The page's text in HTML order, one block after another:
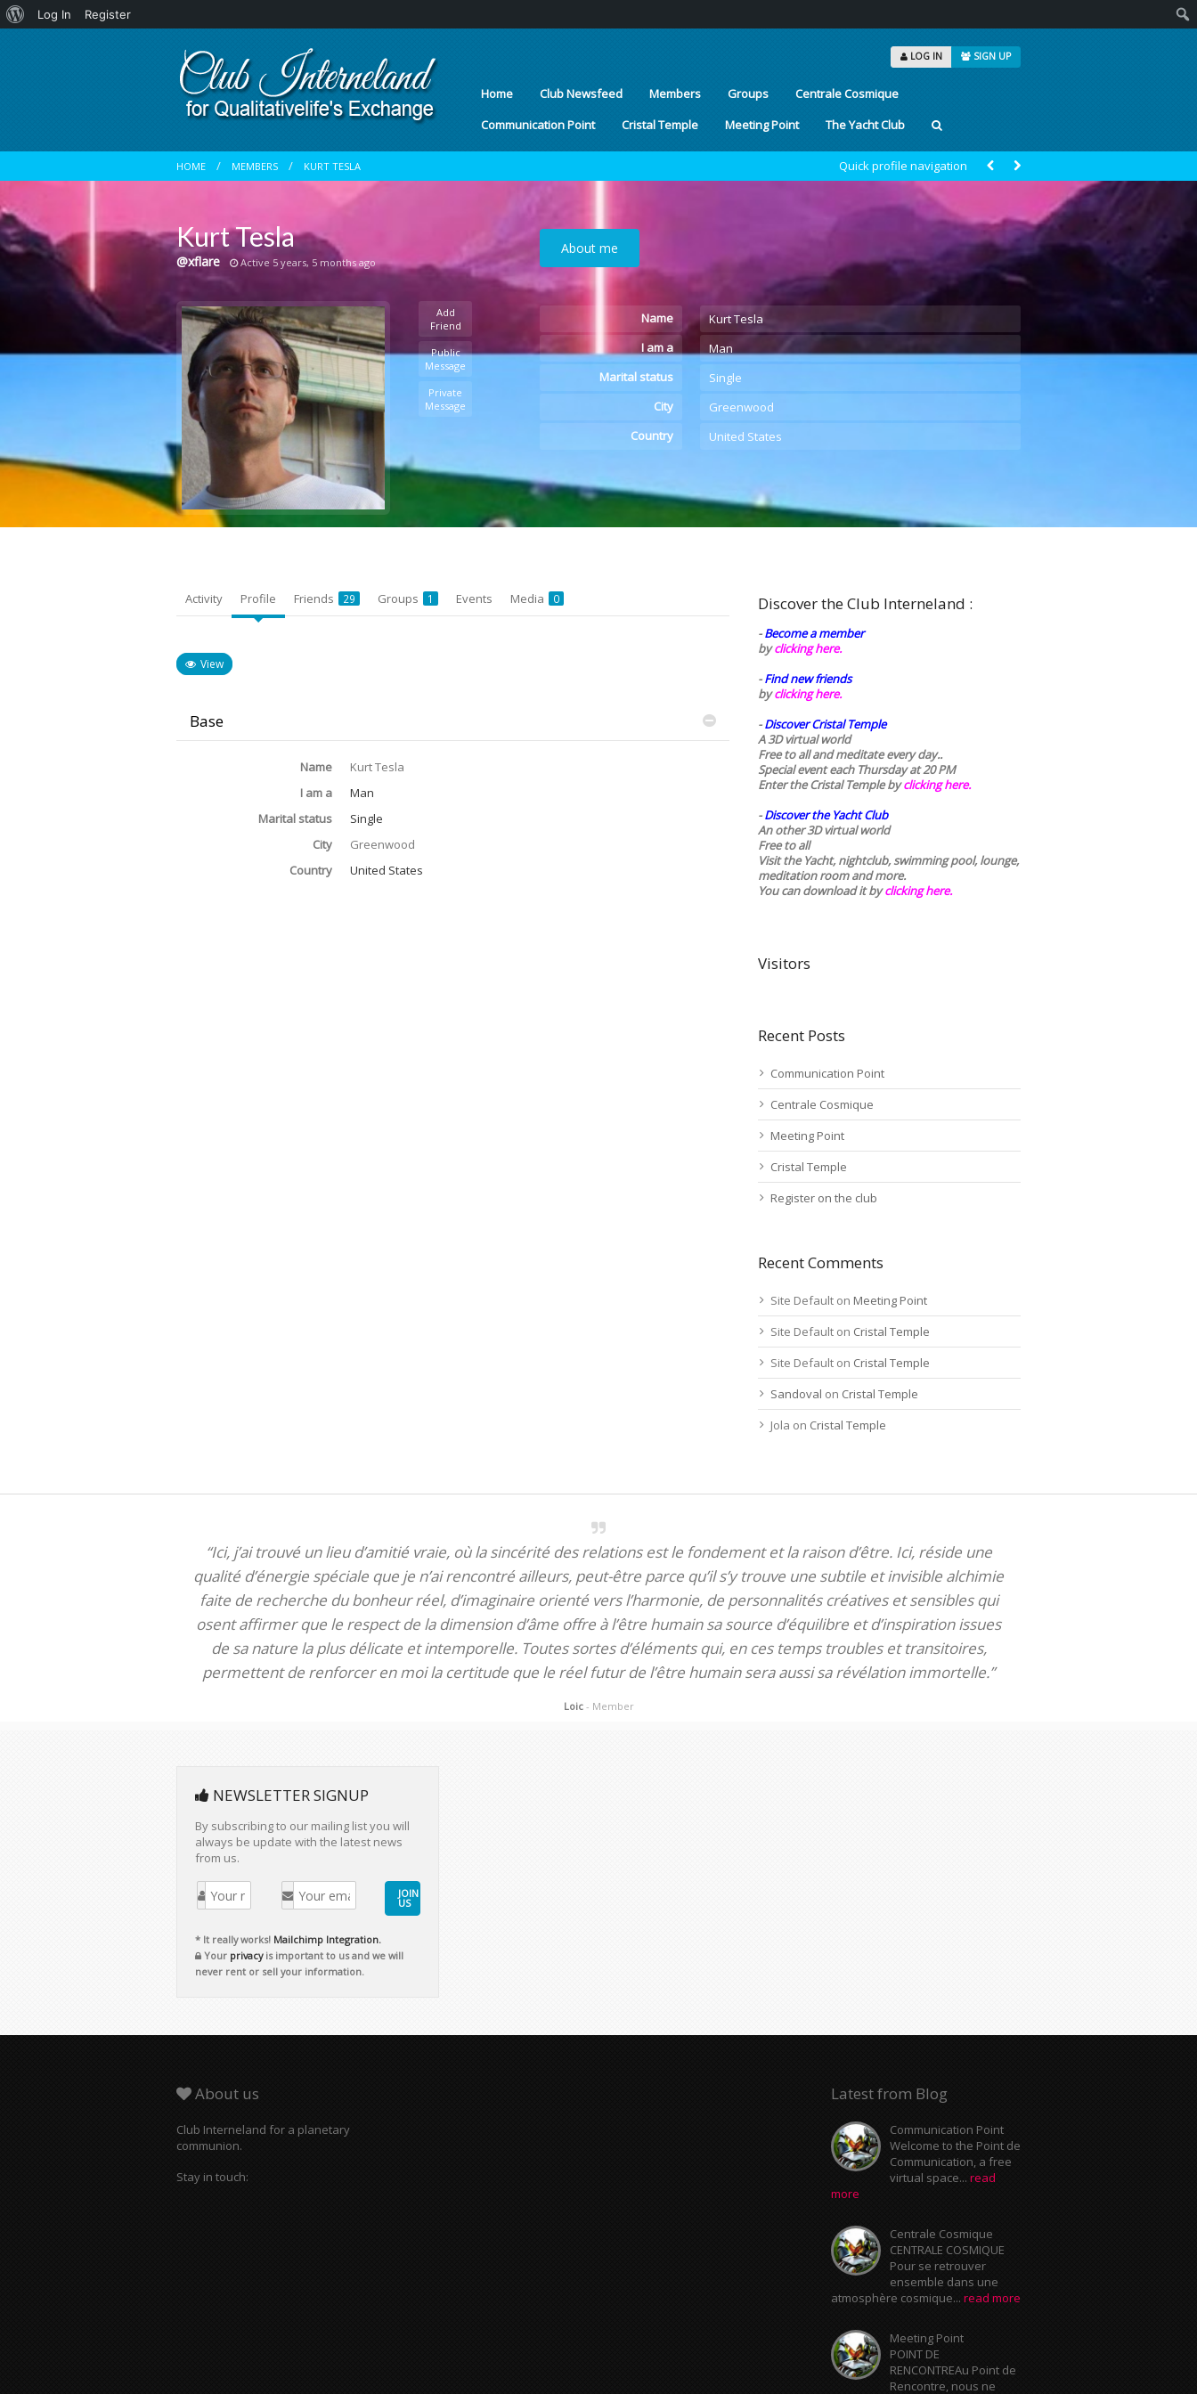
About
Log In
Register
LOG IN SIGN UP
Home Club Newsfeed Members Groups
Centrale Cosmique
Communication Point
Cristal Temple Meeting Point The Yacht Club
HOME MEMBERS KURT TESLA Quick profile navigation
Kurt Tesla
@xflare Active 5 years, 5 months ago
Add
Friend
Public
Message
Private
Message
About me
Name
Kurt Tesla
I am a
Man
Marital status
Single
City
Greenwood
Country
United States
Activity Profile Friends 29 Groups 1 Events Media 0
View
Base
Name
Kurt Tesla
I am a
Man
Marital status
Single
City
Greenwood
Country
United States
Discover the Club Interneland :
-Become a member
byclicking here.
-Find new friends
byclicking here.
-Discover Cristal Temple
A 3D virtual world
Free to all and meditate every day..
Special event each Thursday at 20 PM
Enter the Cristal Temple byclicking here.
-Discover the Yacht Club
An other 3D virtual world
Free to all
Visit the Yacht, nightclub, swimming pool, lounge,
meditation room and more.
You can download it byclicking here.
Visitors
Recent Posts
Communication Point
Centrale Cosmique
Meeting Point
Cristal Temple
Register on the club
Recent Comments
Site Default on Meeting Point
Site Default on Cristal Temple
Site Default on Cristal Temple
Sandoval on Cristal Temple
Jola on Cristal Temple
“Ici, j’ai trouvé un lieu d’amitié vraie, où la sincérité des relations est le fondement et la raison d’être. Ici, réside une
qualité d’énergie spéciale que je n’ai rencontré ailleurs, peut-être parce qu’il s’y trouve une subtile et invisible alchimie
faite de recherche du bonheur réel, d’imaginaire orienté vers l’harmonie, de personnalités créatives et sensibles qui
osent affirmer que le respect de la dimension d’âme offre à l’être humain sa source d’équilibre et d’inspiration issues
de sa nature la plus délicate et intemporelle. Toutes sortes d’éléments qui, en ces temps troubles et transitoires,
permettent de renforcer en moi la certitude que le réel futur de l’être humain sera aussi sa révélation immortelle.”
Loic - Member
NEWSLETTER SIGNUP
By subscribing to our mailing list you will
always be update with the latest news
from us.
JOIN
US
* It really works! Mailchimp Integration.
Your privacyis important to us and we will
never rent or sell your information.
About us
Club Interneland for a planetary
communion.
Stay in touch:
Latest from Blog
Communication Point
Welcome to the Point de
Communication, a free
virtual space... read
more
Centrale Cosmique
CENTRALE COSMIQUE
Pour se retrouver
ensemble dans une
atmosphère cosmique... read more
Meeting Point
POINT DE
RENCONTREAu Point de
Rencontre, nous ne